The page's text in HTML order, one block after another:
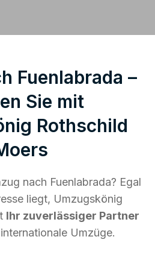
Fuenlabrada –
Sie mit
Rothschild
nach Fuenlabrada? Egal
liegt, Umzugskönig
Ihr zuverlässiger Partner
Umzüge.